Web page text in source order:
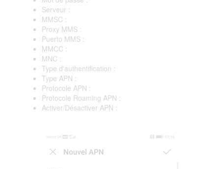
Serveur :
MMSC :
Proxy MMS :
Puerto MMS :
MMCC :
MNC :
Type d'authentification :
Type APN :
Protocole APN :
Protocole Roaming APN :
Activer/Désactiver APN :